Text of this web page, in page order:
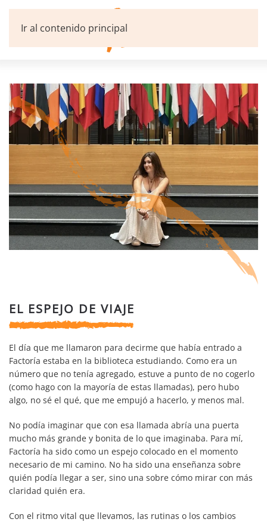
Ir al contenido principal
EL ESPEJO DE VIAJE
El día que me llamaron para decirme que había entrado a
Factoría estaba en la biblioteca estudiando. Como era un
número que no tenía agregado, estuve a punto de no cogerlo
(como hago con la mayoría de estas llamadas), pero hubo
algo, no sé el qué, que me empujó a hacerlo, y menos mal.
No podía imaginar que con esa llamada abría una puerta
mucho más grande y bonita de lo que imaginaba. Para mí,
Factoría ha sido como un espejo colocado en el momento
necesario de mi camino. No ha sido una enseñanza sobre
quién podía llegar a ser, sino una sobre cómo mirar con más
claridad quién era.
Con el ritmo vital que llevamos, las rutinas o los cambios